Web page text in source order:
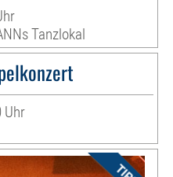
Tanzlokal
Uhr